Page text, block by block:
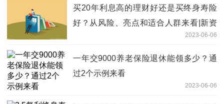
买20年利息高的理财好还是买终身寿险
好？从风险、亮点和适合人群来看|新资
2023-06-06
一年交9000养老保险退休能领多少？通
过2个示例来看
2023-06-06